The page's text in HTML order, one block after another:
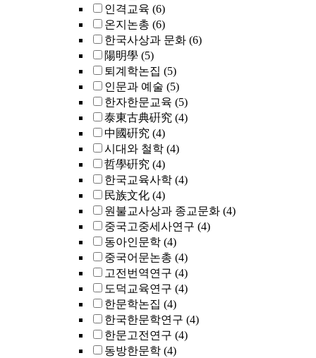
인격교육 (6)
온지논총 (6)
한국사상과 문화 (6)
陽明學 (5)
퇴계학논집 (5)
인문과 예술 (5)
한자한문교육 (5)
泰東古典硏究 (4)
中國硏究 (4)
시대와 철학 (4)
哲學硏究 (4)
한국교육사학 (4)
民族文化 (4)
원불교사상과 종교문화 (4)
중국고중세사연구 (4)
동아인문학 (4)
중국어문논총 (4)
고전번역연구 (4)
도덕교육연구 (4)
한문학논집 (4)
한국한문학연구 (4)
한문고전연구 (4)
동방한문학 (4)